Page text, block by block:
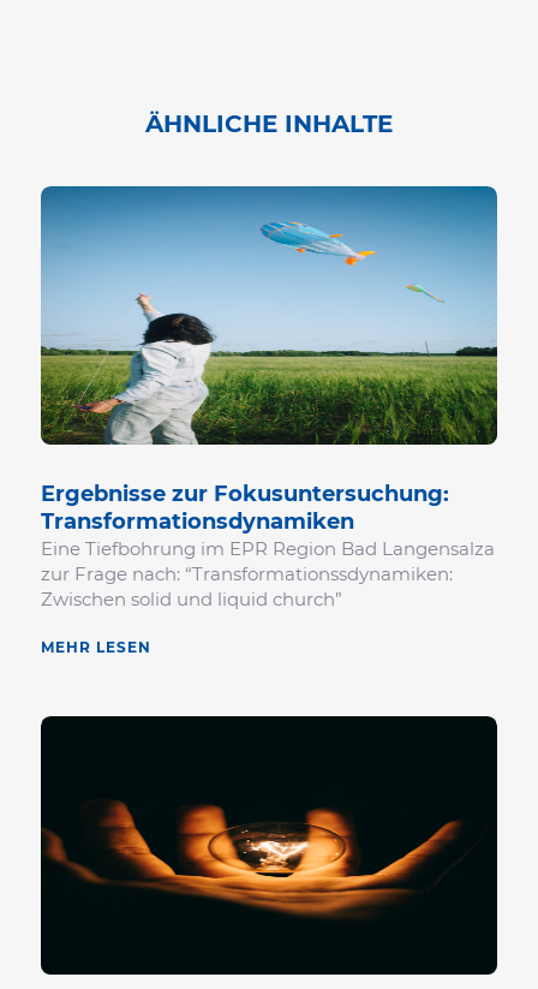
ÄHNLICHE INHALTE
Ergeb­nisse zur Fokus­un­ter­su­chung:
Transformationsdynamiken
Eine Tief­boh­rung im EPR Region Bad Langen­salza
zur Frage nach: “Trans­for­ma­ti­ons­sdy­na­miken:
Zwischen solid und liquid church”
MEHR LESEN